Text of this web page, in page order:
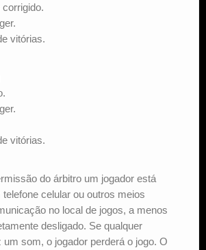
vitórias.
vitórias.
do árbitro um jogador está
telefone celular ou outros meios
no local de jogos, a menos
desligado. Se qualquer
som, o jogador perderá o jogo. O